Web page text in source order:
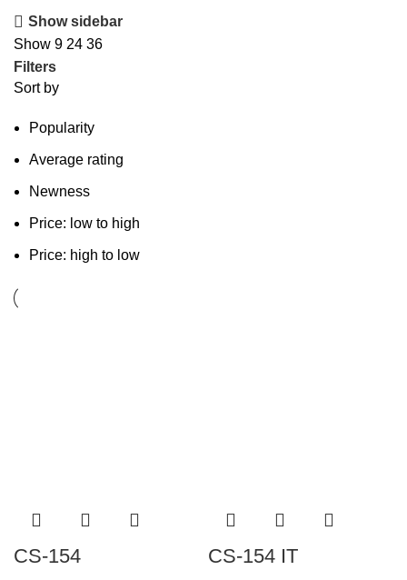
Show sidebar
Show 9 24 36
Filters
Sort by
Popularity
Average rating
Newness
Price: low to high
Price: high to low
CS-154 CS-154 IT